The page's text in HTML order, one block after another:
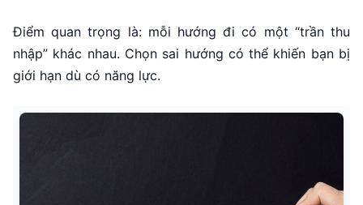
Điểm quan trọng là: mỗi hướng đi có một “trần thu
nhập” khác nhau. Chọn sai hướng có thể khiến bạn bị
giới hạn dù có năng lực.